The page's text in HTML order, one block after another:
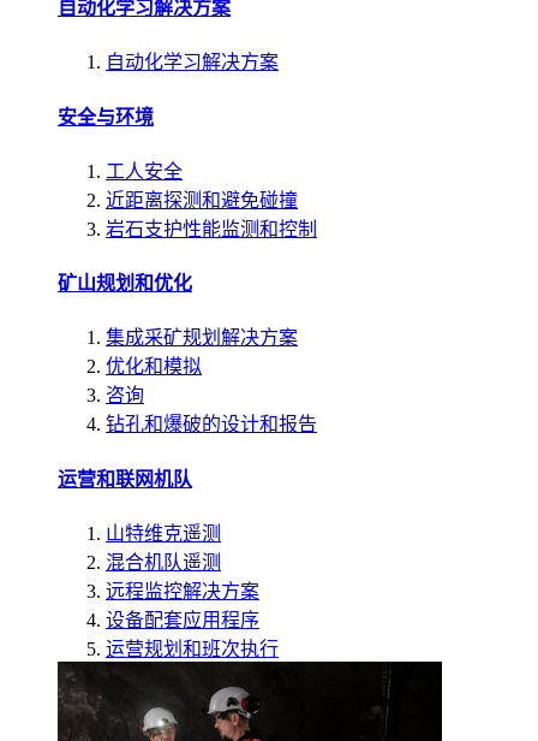
自动化学习解决方案
自动化学习解决方案
安全与环境
工人安全
近距离探测和避免碰撞
岩石支护性能监测和控制
矿山规划和优化
集成采矿规划解决方案
优化和模拟
咨询
钻孔和爆破的设计和报告
运营和联网机队
山特维克遥测
混合机队遥测
远程监控解决方案
设备配套应用程序
运营规划和班次执行